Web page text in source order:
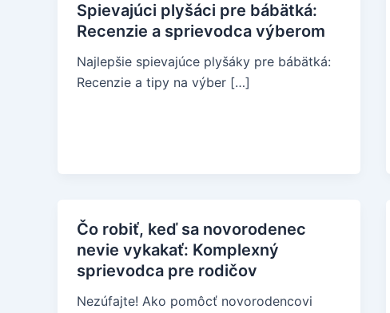
Spievajúci plyšáci pre bábätká:
Recenzie a sprievodca výberom
Najlepšie spievajúce plyšáky pre bábätká:
Recenzie a tipy na výber […]
Čo robiť, keď sa novorodenec
nevie vykakať: Komplexný
sprievodca pre rodičov
Nezúfajte! Ako pomôcť novorodencovi